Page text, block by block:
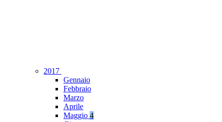
2017
Gennaio
Febbraio
Marzo
Aprile
Maggio 4